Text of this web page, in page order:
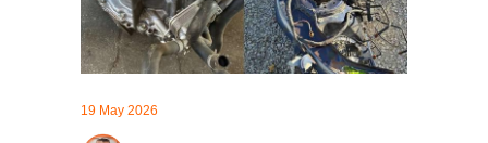
19 May 2026